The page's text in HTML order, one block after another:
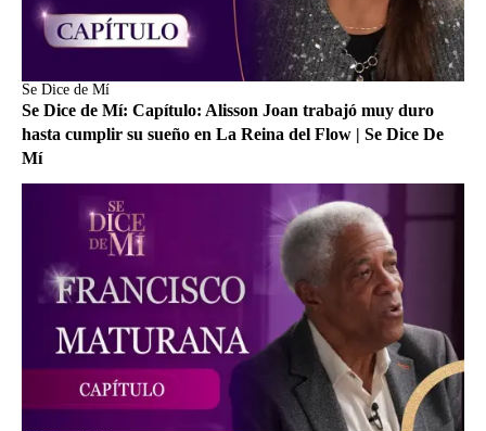
Se Dice de Mí
Se Dice de Mí: Capítulo: Alisson Joan trabajó muy duro
hasta cumplir su sueño en La Reina del Flow | Se Dice De
Mí